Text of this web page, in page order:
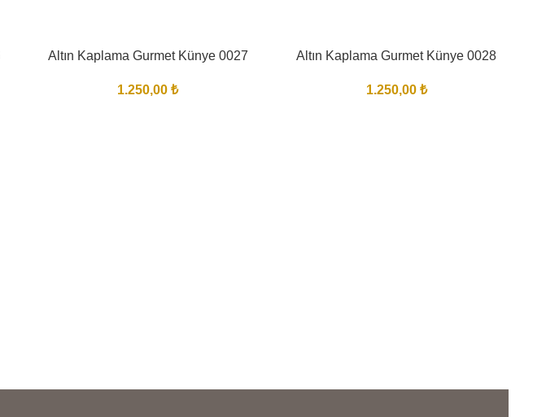
Altın Kaplama Gurmet Künye 0027
1.250,00₺
Altın Kaplama Gurmet Künye 0028
1.250,00 ₺